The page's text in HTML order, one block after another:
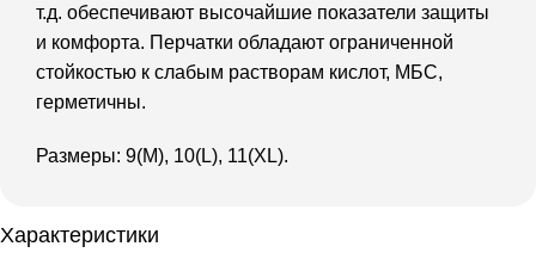
т.д. обеспечивают высочайшие показатели защиты
и комфорта. Перчатки обладают ограниченной
стойкостью к слабым растворам кислот, МБС,
герметичны.
Размеры: 9(M), 10(L), 11(XL).
Характеристики